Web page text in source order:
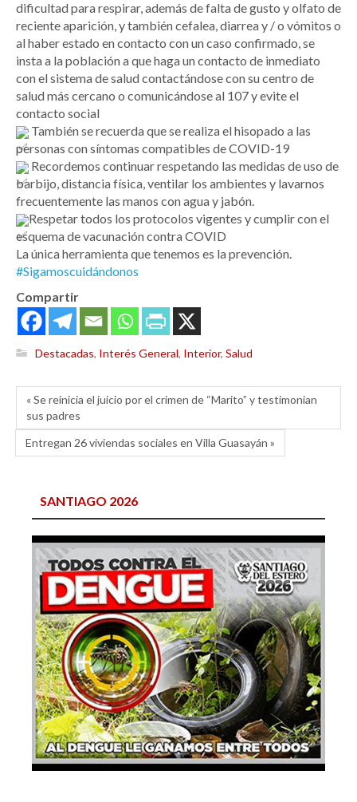
dificultad para respirar, además de falta de gusto y olfato de
reciente aparición, y también cefalea, diarrea y / o vómitos o
al haber estado en contacto con un caso confirmado, se
insta a la población a que haga un contacto de inmediato
con el sistema de salud contactándose con su centro de
salud más cercano o comunicándose al 107 y evite el
contacto social
También se recuerda que se realiza el hisopado a las
personas con síntomas compatibles de COVID-19
Recordemos continuar respetando las medidas de uso de
barbijo, distancia física, ventilar los ambientes y lavarnos
frecuentemente las manos con agua y jabón.
Respetar todos los protocolos vigentes y cumplir con el
esquema de vacunación contra COVID
La única herramienta que tenemos es la prevención.
#Sigamoscuidándonos
Compartir
Destacadas, Interés General, Interior, Salud
« Se reinicia el juicio por el crimen de “Marito” y testimonian
sus padres
Entregan 26 viviendas sociales en Villa Guasayán »
SANTIAGO 2026